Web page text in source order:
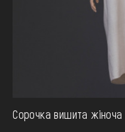
Сорочка вишита жіноча